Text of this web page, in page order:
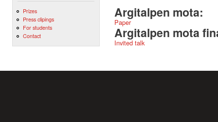
Prizes
Press clipings
For students
Contact
Argitalpen mota:
Paper
Argitalpen mota
Invited talk